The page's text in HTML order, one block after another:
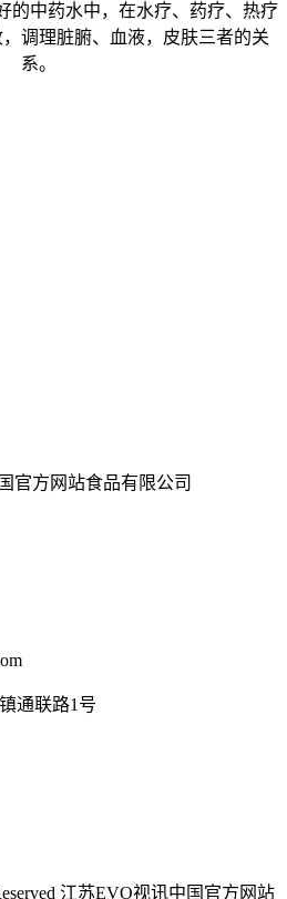
的中药水中，在水疗、药疗、热疗
调理脏腑、血液，皮肤三者的关
系。
官方网站食品有限公司
通联路1号
江苏EVO视讯中国官方网站